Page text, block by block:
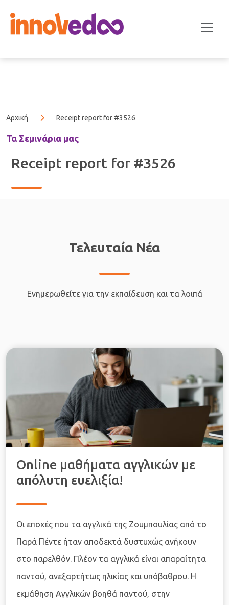
Αρχική Receipt report for #3526
Τα Σεμινάρια μας
Receipt report for #3526
Τελευταία Νέα
Ενημερωθείτε για την εκπαίδευση και τα λοιπά
Online μαθήματα αγγλικών με
απόλυτη ευελιξία!
Οι εποχές που τα αγγλικά της Ζουμπουλίας από το
Παρά Πέντε ήταν αποδεκτά δυστυχώς ανήκουν
στο παρελθόν. Πλέον τα αγγλικά είναι απαραίτητα
παντού, ανεξαρτήτως ηλικίας και υπόβαθρου. Η
εκμάθηση Αγγλικών βοηθά παντού, στην